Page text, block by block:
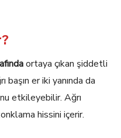
ortaya çıkan şiddetli
başın er iki yanında da
etkileyebilir. Ağrı
hissini içerir.